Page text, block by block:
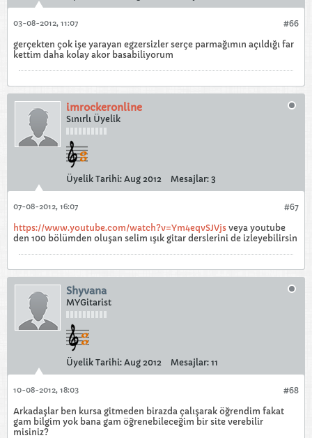
#66
03-08-2012, 11:07
gerçekten çok işe yarayan egzersizler serçe parmağımın açıldığı far
kettim daha kolay akor basabiliyorum
imrockeronline
Sınırlı Üyelik
Üyelik Tarihi: Aug 2012 Mesajlar: 3
#67
07-08-2012, 16:07
https://www.youtube.com/watch?v=Ym4eqvSJVjs veya youtube
den 100 bölümden oluşan selim ışık gitar derslerini de izleyebilirsin
Shyvana
MYGitarist
Üyelik Tarihi: Aug 2012 Mesajlar: 11
#68
10-08-2012, 18:03
Arkadaşlar ben kursa gitmeden birazda çalışarak öğrendim fakat
gam bilgim yok bana gam öğrenebileceğim bir site verebilir
misiniz?